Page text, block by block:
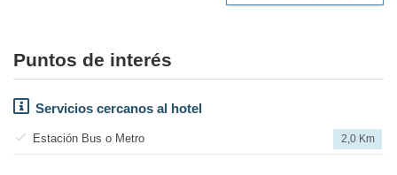
Puntos de interés
Servicios cercanos al hotel
Estación Bus o Metro 2,0 Km